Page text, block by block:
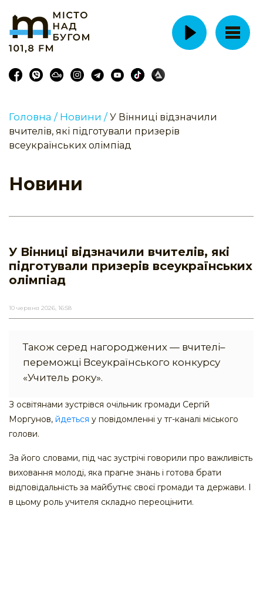
Головна / Новини / У Вінниці відзначили
вчителів, які підготували призерів
всеукраїнських олімпіад
Новини
У Вінниці відзначили вчителів, які
підготували призерів всеукраїнських
олімпіад
10 червня 2026, 16:58
Також серед нагороджених — вчителі–
переможці Всеукраїнського конкурсу
«Учитель року».
З освітянами зустрівся очільник громади Сергій
Моргунов, йдеться у повідомленні у тг-каналі міського
голови.
За його словами, під час зустрічі говорили про важливість
виховання молоді, яка прагне знань і готова брати
відповідальність за майбутнє своєї громади та держави. І
в цьому роль учителя складно переоцінити.